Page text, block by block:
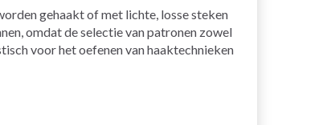
gehaakt of met lichte, losse steken
omdat de selectie van patronen zowel
voor het oefenen van haaktechnieken